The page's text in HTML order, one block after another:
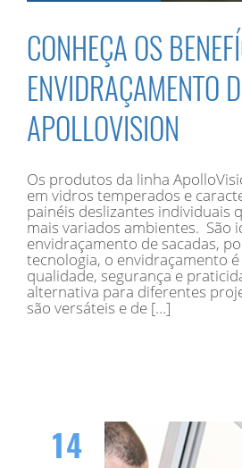
CONHEÇA OS
ENVIDRAÇAMENTO
APOLLOVISION
Os produtos da linha
em vidros temperados e
painéis deslizantes individuais
mais variados ambientes. São
envidraçamento de sacadas,
tecnologia, o envidraçamento
qualidade, segurança e
alternativa para diferentes
são versáteis e de […]
14